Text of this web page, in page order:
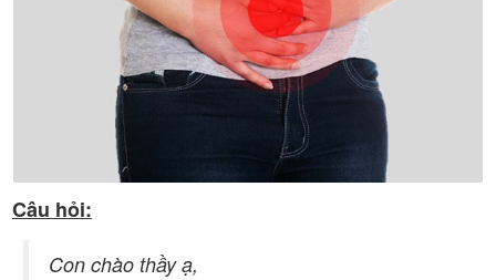
Câu hỏi:
Con chào thầy ạ,